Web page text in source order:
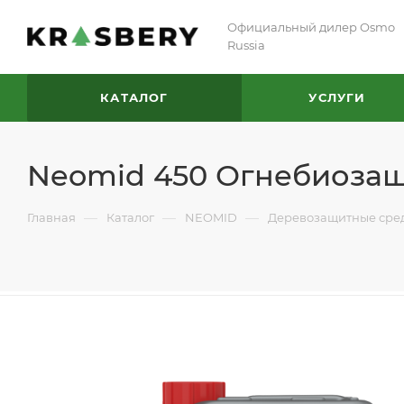
Официальный дилер Osmo
Russia
КАТАЛОГ УСЛУГИ
Neomid 450
Главная — Каталог — NEOMID — Деревозащитные